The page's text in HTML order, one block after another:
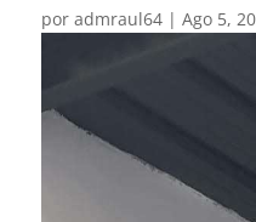
por admraul64| Ago 5,